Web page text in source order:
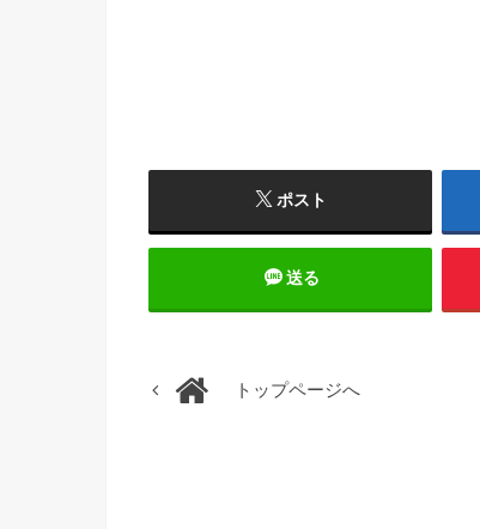
ポスト
送る
トップページへ